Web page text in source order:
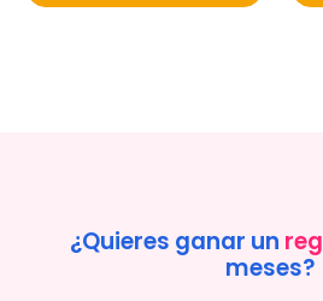
¿Quieres ganar un
meses?